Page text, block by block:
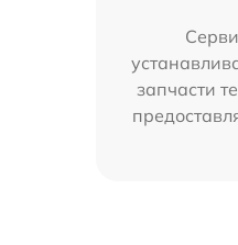
запчасти